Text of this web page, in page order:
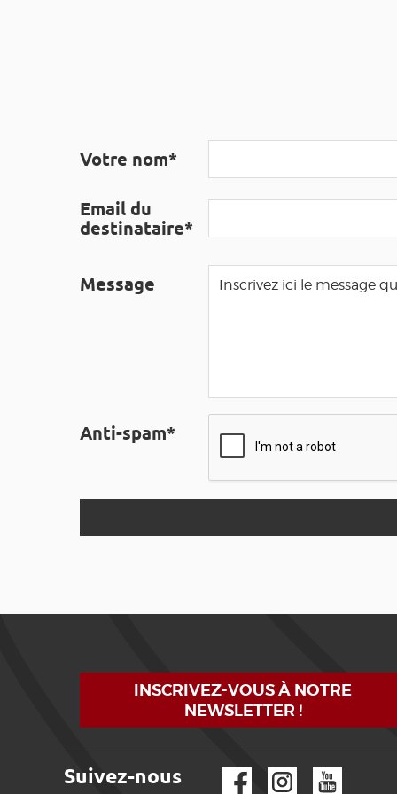
Votre nom*
Email du
destinataire*
Message
Anti-spam*
INSCRIVEZ-VOUS À NOTRE
NEWSLETTER !
Suivez-nous